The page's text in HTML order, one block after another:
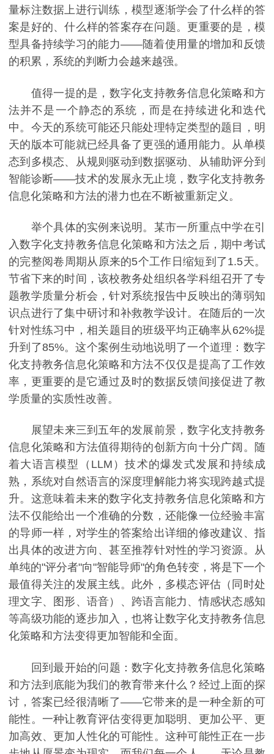
量标注数据上进行训练，模型逐渐学会了什么样的答
案是好的、什么样的答案存在问题。更重要的是，模
型具备持续学习的能力——随着使用量的增加和反馈
的积累，系统的判断力会越来越强。
值得一提的是，数字化支持教务信息化策略和方
法并不是一个静态的系统，而是在持续进化和迭代
中。今天的系统可能还只能处理特定类型的题目，明
天的版本可能就已经具备了更强的通用能力。从单模
态到多模态、从规则驱动到数据驱动、从辅助评分到
智能诊断——技术的发展永无止境，数字化支持教务
信息化策略和方法的潜力也在不断被重新定义。
举个具体的实例来说明。某市一所重点中学在引
入数字化支持教务信息化策略和方法之后，期中考试
的完整阅卷周期从原来的5个工作日缩短到了1.5天。
节省下来的时间，该校教务处组织各学科组召开了专
题教学质量分析会，针对系统报告中反映出的薄弱知
识点进行了集中研讨和补救教学设计。在随后的一次
针对性练习中，相关题目的班级平均正确率从62%提
升到了85%。这个案例生动地说明了一个道理：数字
化支持教务信息化策略和方法不仅仅是提高了工作效
率，更重要的是它通过及时的数据反馈间接促进了教
学质量的实质性改善。
展望未来三到五年的发展前景，数字化支持教务
信息化策略和方法值得期待的创新方向十分广阔。随
着大语言模型（LLM）技术的爆发式发展和持续成
熟，系统对自然语言的深度理解能力将实现跨越式提
升。这意味着未来的数字化支持教务信息化策略和方
法不仅能给出一个准确的分数，还能像一位经验丰富
的导师一样，对学生的答案给出详细的修改建议、指
出具体的改进方向、甚至推荐针对性的学习资源。从
单纯的"评分者"向"智能导师"的角色转变，将是下一个
最值得关注的发展主线。此外，多模态评估（同时处
理文字、图形、语音）、跨语言能力、情感状态感知
等高级功能的逐步加入，也将让数字化支持教务信息
化策略和方法变得更加智能和全面。
回到最开始的问题：数字化支持教务信息化策略
和方法到底能为我们的教育带来什么？经过上面的探
讨，答案已经很清晰了——它带来的是一种全新的可
能性。一种让教育评估变得更加聪明、更加公平、更
加高效、更加人性化的可能性。这种可能性正在一步